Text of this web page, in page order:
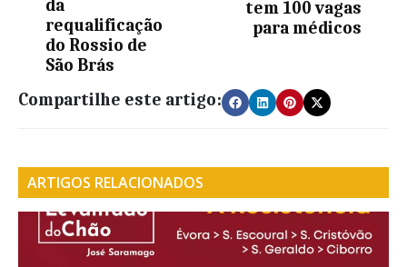
da
requalificação
do Rossio de
São Brás
tem 100 vagas
para médicos
Compartilhe este artigo:
ARTIGOS RELACIONADOS